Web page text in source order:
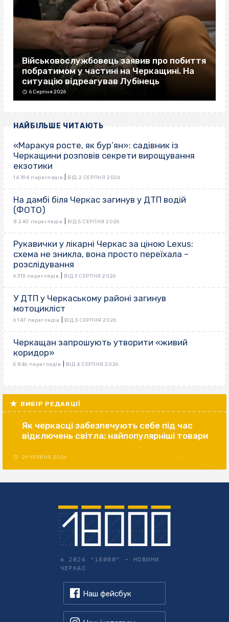
Військовослужбовець заявив про побиття
побратимом у частині на Черкащині. На
ситуацію відреагував Лубінець
6 Серпня 2026
НАЙБІЛЬШЕ ЧИТАЮТЬ
«Маракуя росте, як бур’ян»: садівник із
Черкащини розповів секрети вирощування
екзотики
14 394 переглядів ВІД 2 СЕРПНЯ 2026
На дамбі біля Черкас загинув у ДТП водій
(ФОТО)
8 240 переглядів ВІД 5 СЕРПНЯ 2026
Рукавички у лікарні Черкас за ціною Lexus:
схема не зникла, вона просто переїхала –
розслідування
6 313 переглядів ВІД 3 СЕРПНЯ 2026
У ДТП у Черкаському районі загинув
мотоцикліст
6 147 переглядів ВІД 3 СЕРПНЯ 2026
Черкащан запрошують утворити «живий
коридор»
5 846 переглядів ВІД 4 СЕРПНЯ 2026
ВИБІР РЕДАКЦІЇ
Як черкасці забезпечують себе під час
відключень світла: найпопулярніші товари
29 ЧЕРВНЯ 2026
© 2026 "18000" – НОВИНИ
ЧЕРКАС
Наш фейсбук